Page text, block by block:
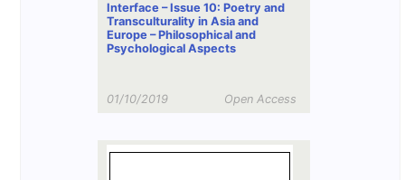
Interface – Issue 10: Poetry and
Transculturality in Asia and
Europe – Philosophical and
Psychological Aspects
01/10/2019 Open Access